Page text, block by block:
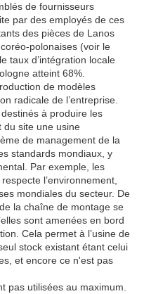
de fournisseurs
par des employés de ces
des pièces de Lanos
polonaises (voir le
taux d’intégration locale
atteint 68%.
de modèles
radicale de l’entreprise.
à produire les
du site une usine
de management de la
standards mondiaux, y
Par exemple, les
l’environnement,
mondiales du secteur. De
la chaîne de montage se
sont amenées en bord
Cela permet à l’usine de
stock existant étant celui
et encore ce n'est pas
pas utilisées au maximum.